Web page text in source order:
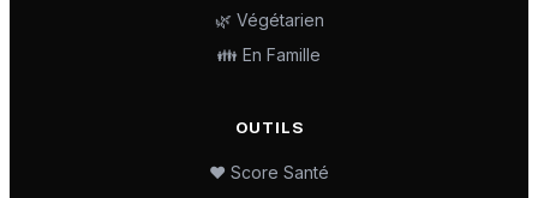
🌿 Végétarien
👪 En Famille
OUTILS
❤️ Score Santé